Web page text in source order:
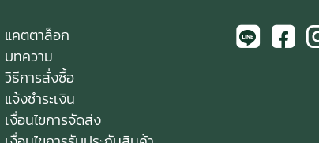
แคตตาล็อก
บทความ
วิธีการสั่งซื้อ
แจ้งชำระเงิน
เงื่อนไขการจัดส่ง